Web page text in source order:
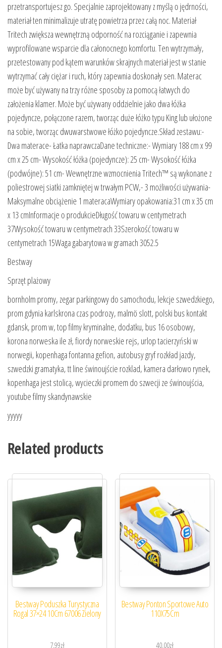
przetransportujesz go. Specjalnie zaprojektowany z myślą o jędrności,
materiał ten minimalizuje utratę powietrza przez całą noc. Materiał
Tritech zwiększa wewnętrzną odporność na rozciąganie i zapewnia
wyprofilowane wsparcie dla całonocnego komfortu. Ten wytrzymały,
przetestowany pod kątem warunków skrajnych materiał jest w stanie
wytrzymać cały ciężar i ruch, który zapewnia doskonały sen. Materac
może być używany na trzy różne sposoby za pomocą łatwych do
założenia klamer. Może być używany oddzielnie jako dwa łóżka
pojedyncze, połączone razem, tworząc duże łóżko typu King lub ułożone
na sobie, tworząc dwuwarstwowe łóżko pojedyncze.Skład zestawu:-
Dwa materace- Łatka naprawczaDane techniczne:- Wymiary 188 cm x 99
cm x 25 cm- Wysokość łóżka (pojedyncze): 25 cm- Wysokość łóżka
(podwójne): 51 cm- Wewnętrzne wzmocnienia Tritech™ są wykonane z
poliestrowej siatki zamkniętej w trwałym PCW,- 3 możliwości używania-
Maksymalne obciążenie 1 materacaWymiary opakowania:31 cm x 35 cm
x 13 cmInformacje o produkcieDługość towaru w centymetrach
37Wysokość towaru w centymetrach 33Szerokość towaru w
centymetrach 15Waga gabarytowa w gramach 3052.5
Bestway
Sprzęt plażowy
bornholm promy, zegar parkingowy do samochodu, lekcje szwedzkiego,
prom gdynia karlskrona czas podrozy, malmö slott, polski bus kontakt
gdansk, prom w, top filmy kryminalne, dodatku, bus 16 osobowy,
korona norweska ile zł, fiordy norweskie rejs, urlop tacierzyński w
norwegii, kopenhaga fontanna gefion, autobusy gryf rozkład jazdy,
szwedzki gramatyka, tt line świnoujście rozklad, kamera darłowo rynek,
kopenhaga jest stolicą, wycieczki promem do szwecji ze świnoujścia,
youtube filmy skandynawskie
yyyyy
Related products
Bestway Poduszka Turystyczna
Rogal 37×24 10Cm 67006 Zielony
7,99zł
Bestway Ponton Sportowe Auto
110X75Cm
40,00zł